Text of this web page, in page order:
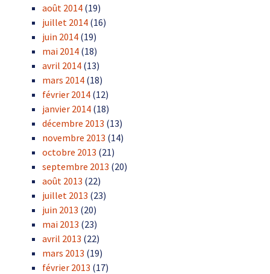
août 2014 (19)
juillet 2014 (16)
juin 2014 (19)
mai 2014 (18)
avril 2014 (13)
mars 2014 (18)
février 2014 (12)
janvier 2014 (18)
décembre 2013 (13)
novembre 2013 (14)
octobre 2013 (21)
septembre 2013 (20)
août 2013 (22)
juillet 2013 (23)
juin 2013 (20)
mai 2013 (23)
avril 2013 (22)
mars 2013 (19)
février 2013 (17)